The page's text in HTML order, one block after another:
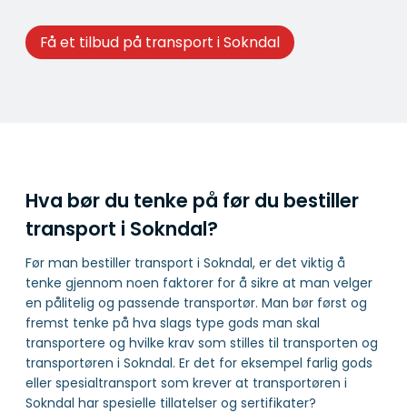
Få et tilbud på transport i Sokndal
Hva bør du tenke på før du bestiller
transport i Sokndal?
Før man bestiller transport i Sokndal, er det viktig å
tenke gjennom noen faktorer for å sikre at man velger
en pålitelig og passende transportør. Man bør først og
fremst tenke på hva slags type gods man skal
transportere og hvilke krav som stilles til transporten og
transportøren i Sokndal. Er det for eksempel farlig gods
eller spesialtransport som krever at transportøren i
Sokndal har spesielle tillatelser og sertifikater?